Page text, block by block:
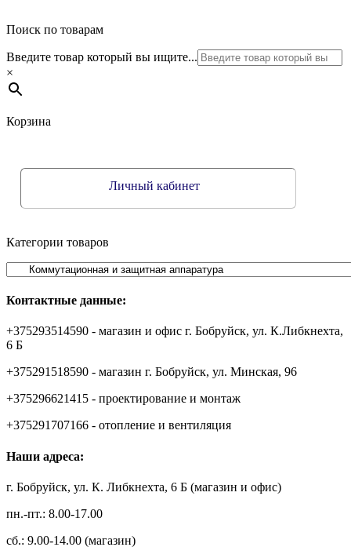
Поиск по товарам
Введите товар который вы ищите...
×
Корзина
Личный кабинет
Категории товаров
Контактные данные:
+375293514590 - магазин и офис г. Бобруйск, ул. К.Либкнехта,
6 Б
+375291518590 - магазин г. Бобруйск, ул. Минская, 96
+375296621415 - проектирование и монтаж
+375291707166 - отопление и вентиляция
Наши адреса:
г. Бобруйск, ул. К. Либкнехта, 6 Б (магазин и офис)
пн.-пт.: 8.00-17.00
сб.: 9.00-14.00 (магазин)